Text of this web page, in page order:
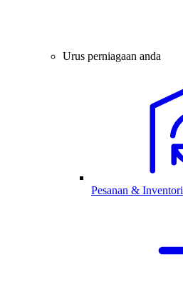
Urus perniagaan anda
Pesanan & Inventori